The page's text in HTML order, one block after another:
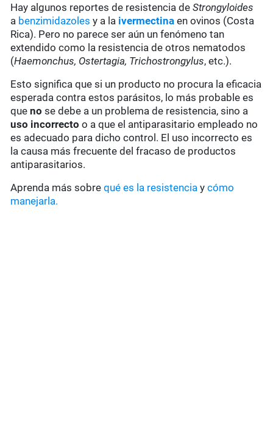
Hay algunos reportes de resistencia deStrongyloides
a benzimidazoles y a la ivermectina en ovinos (Costa
Rica). Pero no parece ser aún un fenómeno tan
extendido como la resistencia de otros nematodos
(Haemonchus, Ostertagia, Trichostrongylus, etc.).
Esto significa que si un producto no procura la eficacia
esperada contra estos parásitos, lo más probable es
queno se debe a un problema de resistencia, sino a
uso incorrecto o a que el antiparasitario empleado no
es adecuado para dicho control. El uso incorrecto es
la causa más frecuente del fracaso de productos
antiparasitarios.
Aprenda más sobrequé es la resistencia ycómo
manejarla.